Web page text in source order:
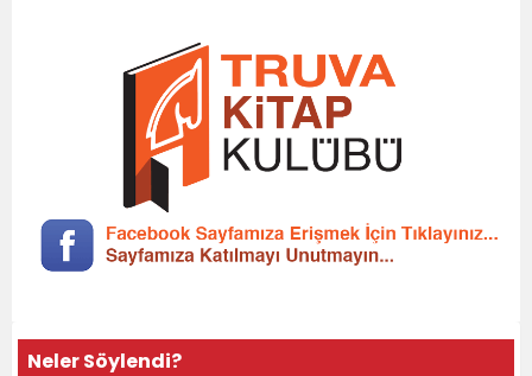
Neler Söylendi?